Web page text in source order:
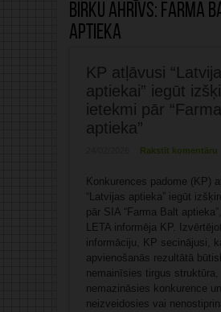
Birku ahrīvs: Farma
aptieka
KP atļāvusi
aptiekai” iegūt
ietekmi pār
aptieka”
Rakstīt komentāru
Konkurences padome (KP)
“Latvijas aptieka” iegūt
pār SIA “Farma Balt
LETA informēja KP.
informāciju, KP secinājusi,
apvienošanās rezultātā
nemainīsies tirgus struktūra,
nemazināsies konkurence un
neizveidosies vai